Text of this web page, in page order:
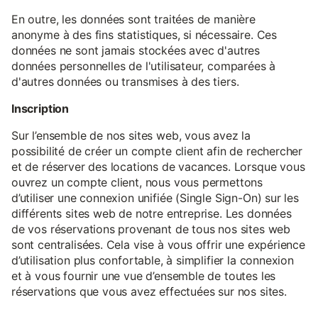
En outre, les données sont traitées de manière
anonyme à des fins statistiques, si nécessaire. Ces
données ne sont jamais stockées avec d'autres
données personnelles de l'utilisateur, comparées à
d'autres données ou transmises à des tiers.
Inscription
Sur l’ensemble de nos sites web, vous avez la
possibilité de créer un compte client afin de rechercher
et de réserver des locations de vacances. Lorsque vous
ouvrez un compte client, nous vous permettons
d’utiliser une connexion unifiée (Single Sign-On) sur les
différents sites web de notre entreprise. Les données
de vos réservations provenant de tous nos sites web
sont centralisées. Cela vise à vous offrir une expérience
d’utilisation plus confortable, à simplifier la connexion
et à vous fournir une vue d’ensemble de toutes les
réservations que vous avez effectuées sur nos sites.